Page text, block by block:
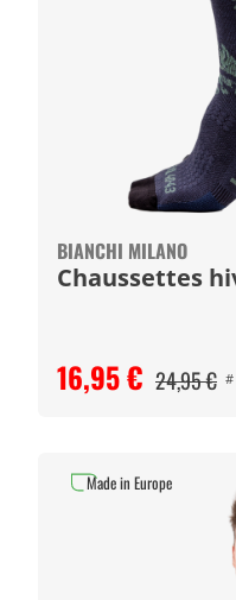
BIANCHI MILANO
Chaussettes
16,95 € 24,95 € #
Made in Europe